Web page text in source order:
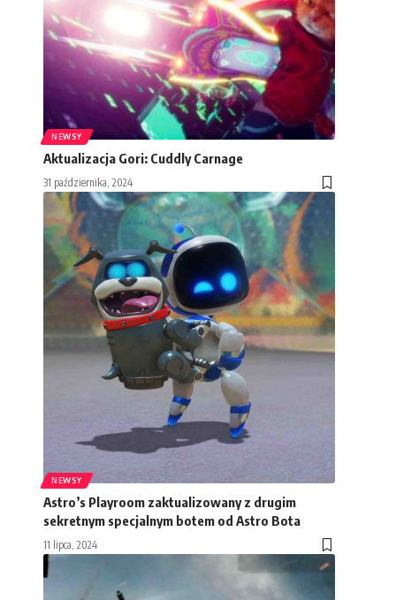
NEWSY
Aktualizacja Gori: Cuddly Carnage
31 października, 2024
NEWSY
Astro’s Playroom zaktualizowany z drugim
sekretnym specjalnym botem od Astro Bota
11 lipca, 2024